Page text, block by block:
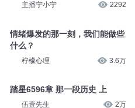
主播宁小宁 2292
情绪爆发的那一刻，我们能做些
什么？
柠檬心理 3.6万
踏星6596章 那一段历史 上
伍壹先生 2万